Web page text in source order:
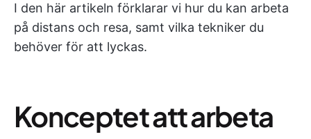
I den här artikeln förklarar vi hur du kan arbeta
på distans och resa, samt vilka tekniker du
behöver för att lyckas.
Konceptet att arbeta